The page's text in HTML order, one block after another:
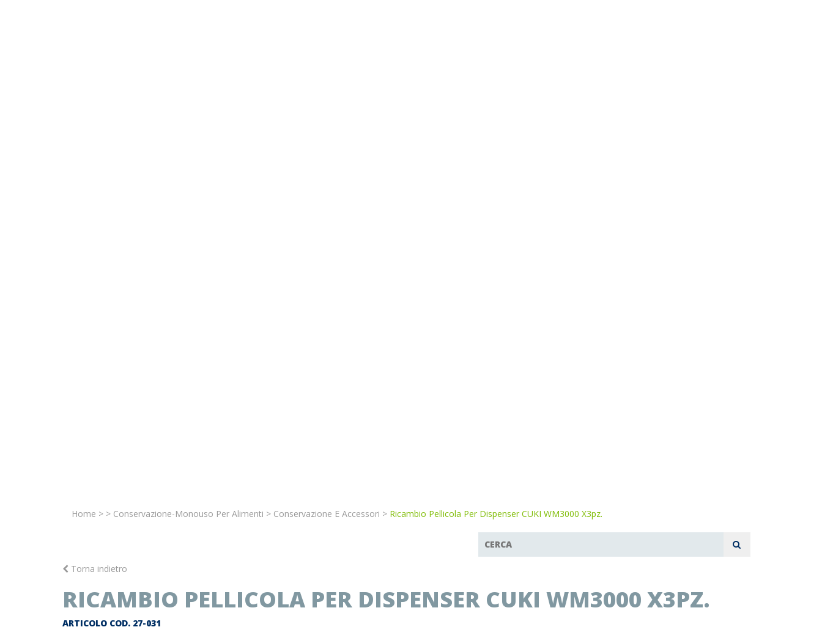
Home > > Conservazione-Monouso Per Alimenti > Conservazione E Accessori > Ricambio Pellicola Per Dispenser CUKI WM3000 X3pz.
Torna indietro
RICAMBIO PELLICOLA PER DISPENSER CUKI WM3000 X3PZ.
ARTICOLO COD. 27-031